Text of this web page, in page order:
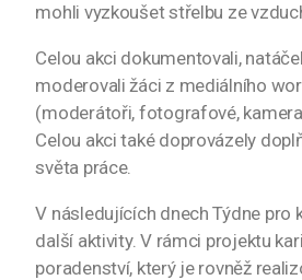
mohli vyzkoušet střelbu ze
Celou akci dokumentovali,
moderovali žáci z mediálního
(moderátoři, fotografové,
Celou akci také doprovázely
světa práce.
V následujících dnech Týdne pro
další aktivity. V rámci projektu
poradenství, který je rovněž